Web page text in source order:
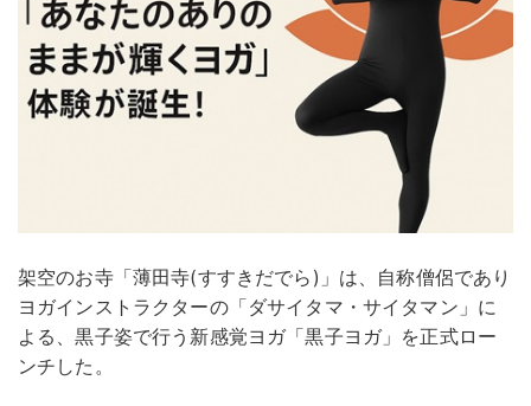
架空のお寺「薄田寺(すすきだでら)」は、自称僧侶であり
ヨガインストラクターの「ダサイタマ・サイタマン」に
よる、黒子姿で行う新感覚ヨガ「黒子ヨガ」を正式ロー
ンチした。